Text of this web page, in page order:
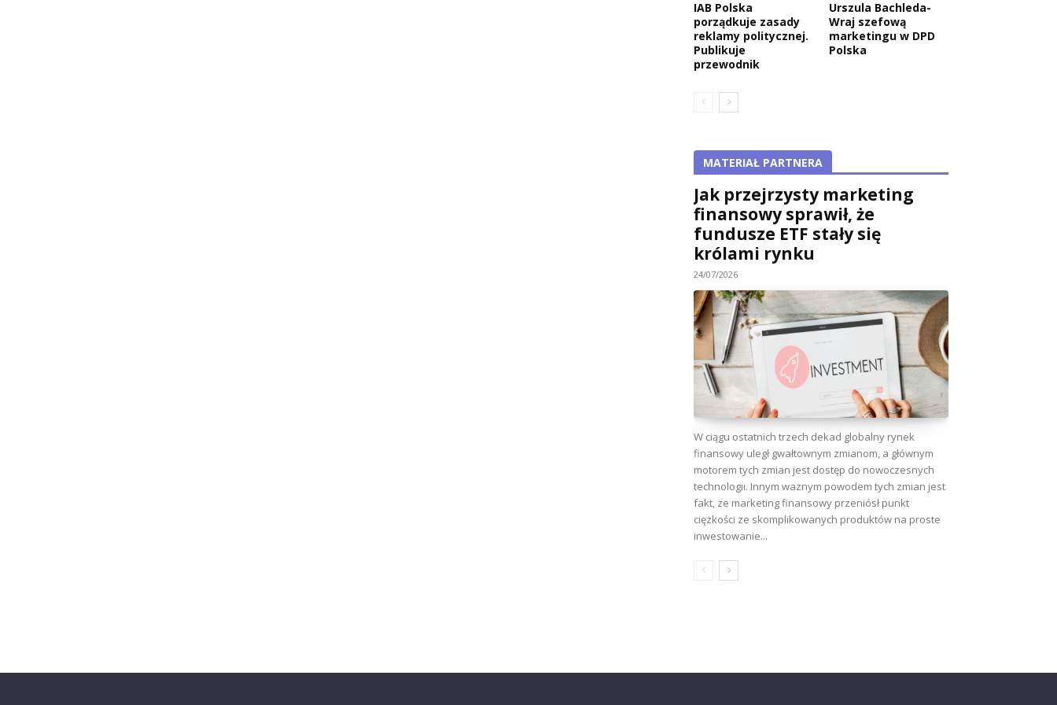
IAB Polska
porządkuje zasady
reklamy politycznej.
Publikuje
przewodnik
Urszula Bachleda-
Wraj szefową
marketingu w DPD
Polska
MATERIAŁ PARTNERA
Jak przejrzysty marketing
finansowy sprawił, że
fundusze ETF stały się
królami rynku
24/07/2026
W ciągu ostatnich trzech dekad globalny rynek
finansowy uległ gwałtownym zmianom, a głównym
motorem tych zmian jest dostęp do nowoczesnych
technologii. Innym ważnym powodem tych zmian jest
fakt, że marketing finansowy przeniósł punkt
ciężkości ze skomplikowanych produktów na proste
inwestowanie...